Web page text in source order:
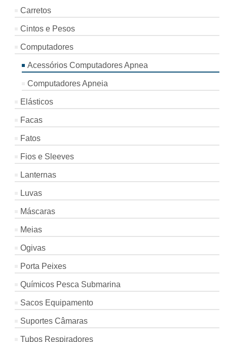
Carretos
Cintos e Pesos
Computadores
Acessórios Computadores Apnea
Computadores Apneia
Elásticos
Facas
Fatos
Fios e Sleeves
Lanternas
Luvas
Máscaras
Meias
Ogivas
Porta Peixes
Químicos Pesca Submarina
Sacos Equipamento
Suportes Câmaras
Tubos Respiradores